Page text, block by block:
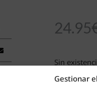
Gestionar
24.95
Sin